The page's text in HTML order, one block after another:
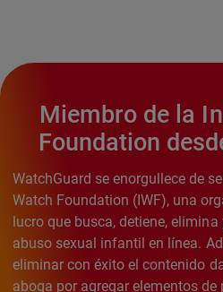
Miembro de la
Foundation
WatchGuard se enorgullece de
Watch Foundation (IWF), una
lucro que busca, detiene,
abuso sexual infantil en línea.
eliminar con éxito el contenido
aboga por agregar elementos